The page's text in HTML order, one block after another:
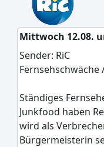
Mittwoch 12.08.
Sender: RiC
Fernsehschwäche
Ständiges
Junkfood haben
wird als
Bürgermeisterin